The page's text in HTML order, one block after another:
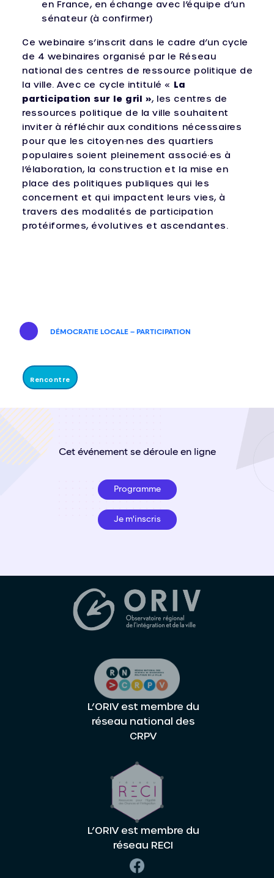
DÉMOCRATIE LOCALE – PARTICIPATION
Rencontre
en France, en échange avec l’équipe d’un
sénateur (à confirmer)
Ce webinaire s’inscrit dans le cadre d’un cycle
de 4 webinaires organisé par le Réseau
national des centres de ressource politique de
la ville. Avec ce cycle intitulé « La
participation sur le gril », les centres de
ressources politique de la ville souhaitent
inviter à réfléchir aux conditions nécessaires
pour que les citoyen·nes des quartiers
populaires soient pleinement associé·es à
l’élaboration, la construction et la mise en
place des politiques publiques qui les
concernent et qui impactent leurs vies, à
travers des modalités de participation
protéiformes, évolutives et ascendantes.
Cet événement se déroule en ligne
Programme
Je m'inscris
L’ORIV est membre du
réseau national des
CRPV
L’ORIV est membre du
réseau RECI